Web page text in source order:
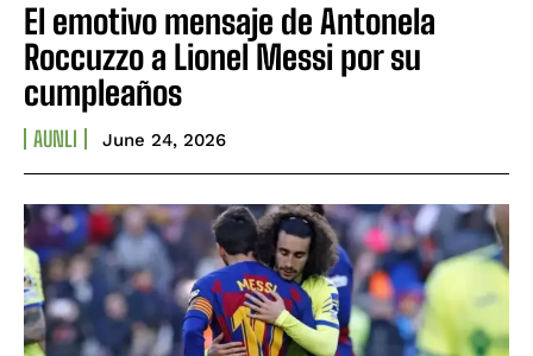
El emotivo mensaje de Antonela
Roccuzzo a Lionel Messi por su
cumpleaños
AUNLI June 24, 2026